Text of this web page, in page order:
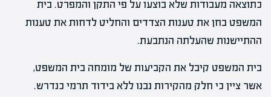
כתוצאה מעבודות שלא בוצעו על פי התקן והמפרט. בית
המשפט בחן את טענות הצדדים והחליט לדחות את טענות
ההתיישנות שהעלתה הנתבעת.
בית המשפט קיבל את הקביעות של מומחה בית המשפט,
אשר ציין כי חלק מהקירות נבנו ללא בידוד תרמי כנדרש.